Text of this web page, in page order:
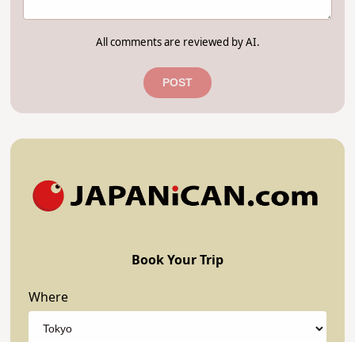
All comments are reviewed by AI.
POST
Book Your Trip
Where